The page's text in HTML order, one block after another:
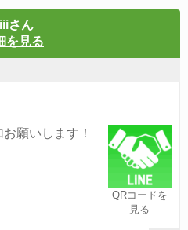
さん
を見る
QRコードを
見る
願いします！